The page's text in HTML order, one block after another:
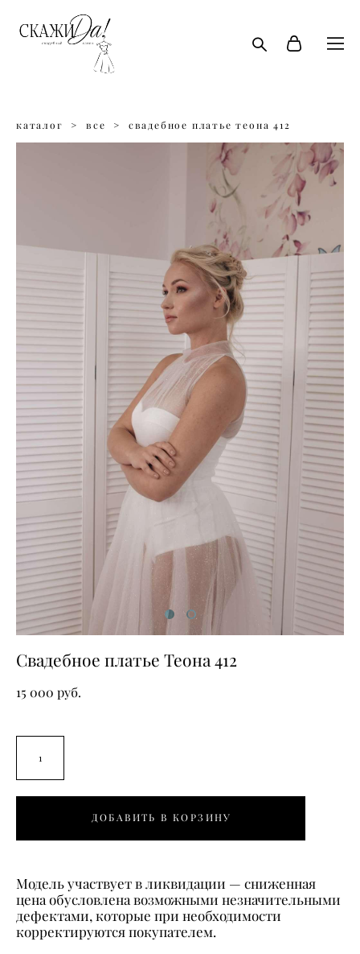
каталог > все > свадебное платье теона 412
Свадебное платье Теона 412
15 000 pуб.
ДОБАВИТЬ В КОРЗИНУ
Модель участвует в ликвидации — сниженная
цена обусловлена возможными незначительными
дефектами, которые при необходимости
корректируются покупателем.